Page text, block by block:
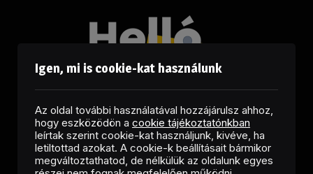
FacebookLinkedInX
RSS
Igen, mi is cookie-kat használunk
Az oldal további használatával hozzájárulsz ahhoz,
hogy eszközödön a cookie tájékoztatónkban
leírtak szerint cookie-kat használjunk, kivéve, ha
letiltottad azokat. A cookie-k beállításait bármikor
megváltoztathatod, de nélkülük az oldalunk egyes